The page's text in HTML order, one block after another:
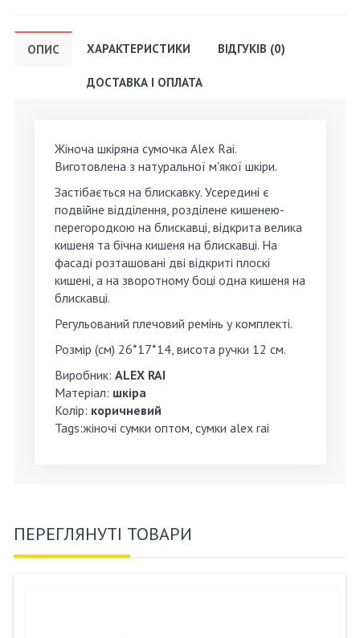
ОПИС ХАРАКТЕРИСТИКИ ВІДГУКІВ (0)
ДОСТАВКА І ОПЛАТА
Жіноча шкіряна сумочка Alex Rai.
Виготовлена з натуральної м'якої шкіри.
Застібається на блискавку. Усередині є
подвійне відділення, розділене кишенею-
перегородкою на блискавці, відкрита велика
кишеня та бічна кишеня на блискавці. На
фасаді розташовані дві відкриті плоскі
кишені, а на зворотному боці одна кишеня на
блискавці.
Регульований плечовий ремінь у комплекті.
Розмір (см) 26*17*14, висота ручки 12 см.
Виробник: ALEX RAI
Матеріал: шкіра
Колір: коричневий
Tags:жіночі сумки оптом, сумки alex rai
ПЕРЕГЛЯНУТІ ТОВАРИ